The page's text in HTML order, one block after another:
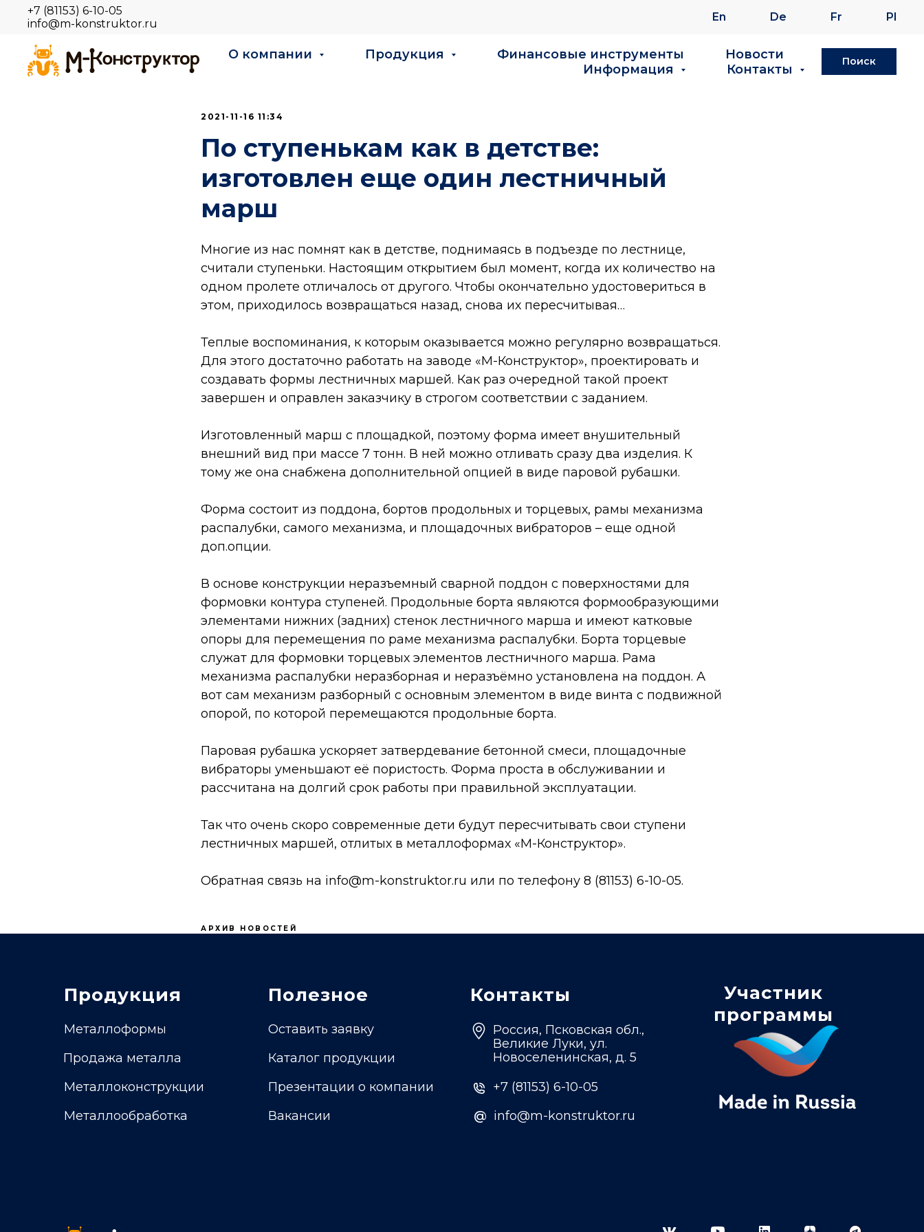
+7 (81153) 6-10-05
info@m-konstruktor.ru
En De Fr Pl
О компании Продукция Финансовые инструменты
Новости
Информация
Контакты
Поиск
2021-11-16 11:34
По ступенькам как в детстве:
изготовлен еще один лестничный
марш
Многие из нас помнят как в детстве, поднимаясь в подъезде по лестнице,
считали ступеньки. Настоящим открытием был момент, когда их количество на
одном пролете отличалось от другого. Чтобы окончательно удостовериться в
этом, приходилось возвращаться назад, снова их пересчитывая…
Теплые воспоминания, к которым оказывается можно регулярно возвращаться.
Для этого достаточно работать на заводе «М-Конструктор», проектировать и
создавать формы лестничных маршей. Как раз очередной такой проект
завершен и оправлен заказчику в строгом соответствии с заданием.
Изготовленный марш с площадкой, поэтому форма имеет внушительный
внешний вид при массе 7 тонн. В ней можно отливать сразу два изделия. К
тому же она снабжена дополнительной опцией в виде паровой рубашки.
Форма состоит из поддона, бортов продольных и торцевых, рамы механизма
распалубки, самого механизма, и площадочных вибраторов – еще одной
доп.опции.
В основе конструкции неразъемный сварной поддон с поверхностями для
формовки контура ступеней. Продольные борта являются формообразующими
элементами нижних (задних) стенок лестничного марша и имеют катковые
опоры для перемещения по раме механизма распалубки. Борта торцевые
служат для формовки торцевых элементов лестничного марша. Рама
механизма распалубки неразборная и неразъёмно установлена на поддон. А
вот сам механизм разборный с основным элементом в виде винта с подвижной
опорой, по которой перемещаются продольные борта.
Паровая рубашка ускоряет затвердевание бетонной смеси, площадочные
вибраторы уменьшают её пористость. Форма проста в обслуживании и
рассчитана на долгий срок работы при правильной эксплуатации.
Так что очень скоро современные дети будут пересчитывать свои ступени
лестничных маршей, отлитых в металлоформах «М-Конструктор».
Обратная связь на info@m-konstruktor.ru или по телефону 8 (81153) 6-10-05.
АРХИВ НОВОСТЕЙ
Участник
программы
Контакты
Россия, Псковская обл.,
Великие Луки, ул.
Новоселенинская, д. 5
@
@ info@m-konstruktor.ru
+7 (81153) 6-10-05
Полезное
Вакансии
Презентации о компании
Продукция
Продажа металла
Металлообработка
Металлоформы
Металлоконструкции
Оставить заявку
Каталог продукции